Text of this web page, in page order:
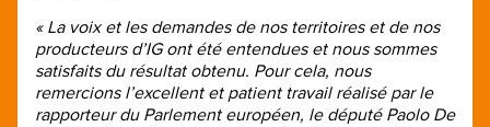
« La voix et les demandes de nos territoires et de nos
producteurs d’IG ont été entendues et nous sommes
satisfaits du résultat obtenu. Pour cela, nous
remercions l’excellent et patient travail réalisé par le
rapporteur du Parlement européen, le député Paolo De